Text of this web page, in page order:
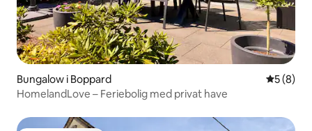
Bungalow i Boppard 5 ud af 5
5 (8)
HomelandLove – Feriebolig med privat have